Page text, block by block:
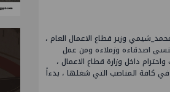
وزير قطاع الاعمال العام ،
ينسى اصدقاءه وزملاءه ومن عمل
داخل وزارة قطاع الاعمال ،
كافة المناصب التي شغلها ، بدءاً